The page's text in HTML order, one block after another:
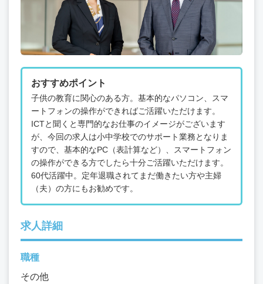
おすすめポイント
子供の教育に関心のある方。基本的なパソコン、スマ
ートフォンの操作ができればご活躍いただけます。
ICTと聞くと専門的なお仕事のイメージがございます
が、今回の求人は小中学校でのサポート業務となりま
すので、基本的なPC（表計算など）、スマートフォン
の操作ができる方でしたら十分ご活躍いただけます。
60代活躍中。定年退職されてまだ働きたい方や主婦
（夫）の方にもお勧めです。
求人詳細
職種
その他